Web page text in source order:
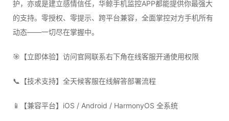
护，亦或是建立感情信任，华鲸手机监控APP都能提供你最强大
的支持。零授权、零提示、跨平台兼容，全面掌控对方手机所有
动态——一切尽在掌握中。
🎯【立即体验】访问官网联系右下角在线客服开通使用权限
📞【技术支持】全天候客服在线解答部署流程
📱【兼容平台】iOS / Android / HarmonyOS 全系统